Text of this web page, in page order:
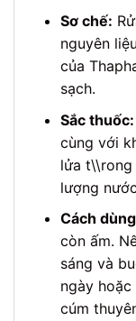
Sơ chế:
nguyên
của
sạch.
Sắc thuốc:
cùng với
lửa t\\rong
lượng
Cách
còn ấm.
sáng và
ngày
cúm